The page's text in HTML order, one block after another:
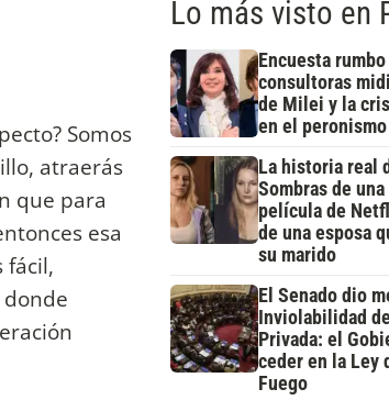
Somos
atraerás
que para
esa
fácil,
Lo más visto en
Encuesta
consultoras
de Milei y la
en el peronismo
La historia real
Sombras de
película de
de una esposa
su marido
El Senado dio
Inviolabilidad
Privada: el
ceder en la Ley
Fuego